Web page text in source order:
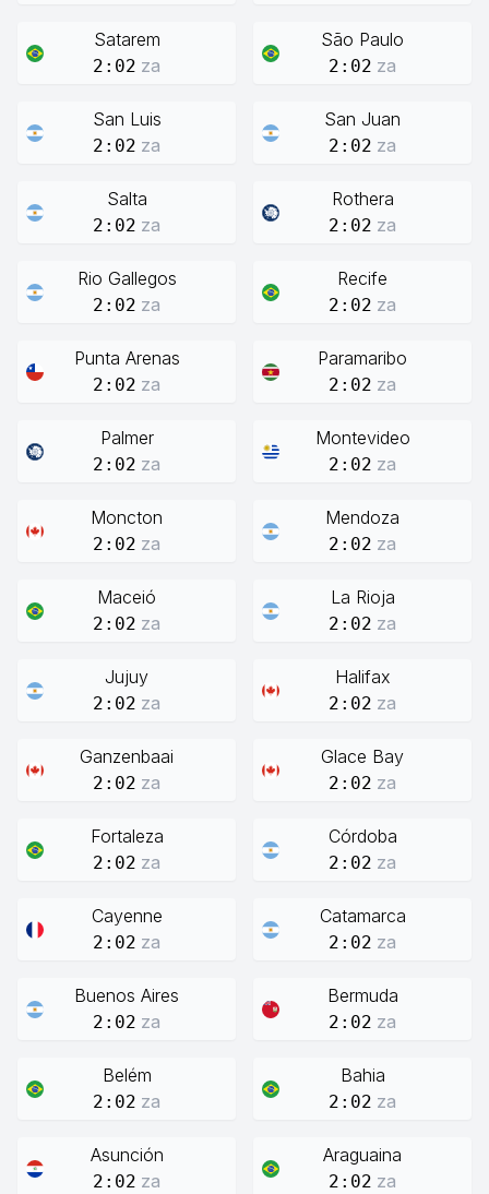
Satarem
2:02 za
São Paulo
2:02 za
San Luis
2:02 za
San Juan
2:02 za
Salta
2:02 za
Rothera
2:02 za
Rio Gallegos
2:02 za
Recife
2:02 za
Punta Arenas
2:02 za
Paramaribo
2:02 za
Palmer
2:02 za
Montevideo
2:02 za
Moncton
2:02 za
Mendoza
2:02 za
Maceió
2:02 za
La Rioja
2:02 za
Jujuy
2:02 za
Halifax
2:02 za
Ganzenbaai
2:02 za
Glace Bay
2:02 za
Fortaleza
2:02 za
Córdoba
2:02 za
Cayenne
2:02 za
Catamarca
2:02 za
Buenos Aires
2:02 za
Bermuda
2:02 za
Belém
2:02 za
Bahia
2:02 za
Asunción
2:02 za
Araguaina
2:02 za